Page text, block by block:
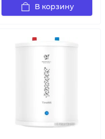
В корзину